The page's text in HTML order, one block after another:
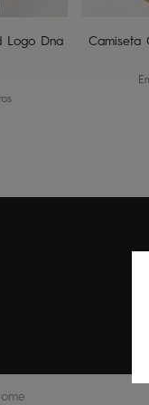
Logo Dna
Camiseta